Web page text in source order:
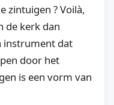
zintuigen ? Voilà,
de kerk dan
instrument dat
door het
is een vorm van